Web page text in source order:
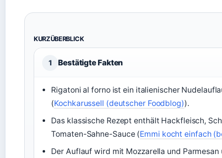
KURZÜBERBLICK
1 Bestätigte Fakten
Rigatoni al forno ist ein italienischer
(Kochkarussell (deutscher Foodblog)).
Das klassische Rezept enthält Hackfleisch,
Tomaten-Sahne-Sauce (Emmi kocht einfach
Der Auflauf wird mit Mozzarella und